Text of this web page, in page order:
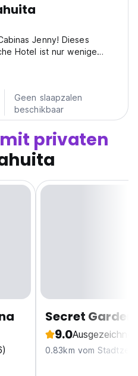
Jenny! Dieses
Hotel ist nur wenige
die unberührte
(Auto-translated from
Geen slaapzalen
beschikbaar
mit privaten
Secret Garden
9.0Ausgezeichnet
0.83km vom